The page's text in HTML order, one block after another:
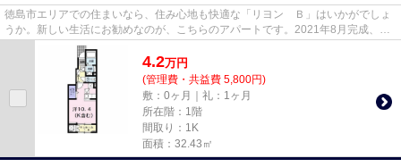
徳島市エリアでの住まいなら、住み心地も快適な「リヨン Ｂ」はいかがでしょ
うか。新しい生活にお勧めなのが、こちらのアパートです。2021年8月完成、ま
だまだ新しい築浅物件。物件に...
4.2万円
(管理費・共益費 5,800円)
敷：0ヶ月｜礼：1ヶ月
所在階：1階
間取り：1K
面積：32.43㎡